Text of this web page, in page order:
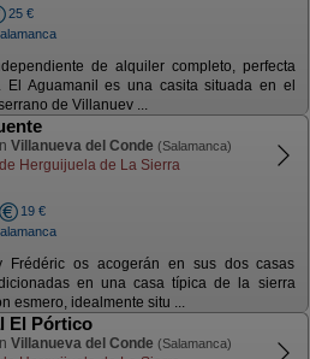
25 €
de alquiler completo, perfecta
El Aguamanil es una casita situada en el
de Villanuev ...
Villanueva del Conde (Salamanca)
de Herguijuela de La Sierra
19 €
Frédéric os acogerán en sus dos casas
en una casa típica de la sierra
esmero, idealmente situ ...
El Pórtico
Villanueva del Conde (Salamanca)